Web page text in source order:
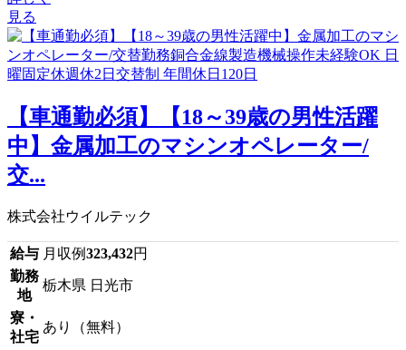
見る
【車通勤必須】【18～39歳の男性活躍
中】金属加工のマシンオペレーター/
交...
株式会社ウイルテック
給与 月収例323,432円
勤務
地
栃木県 日光市
寮・
社宅
あり（無料）